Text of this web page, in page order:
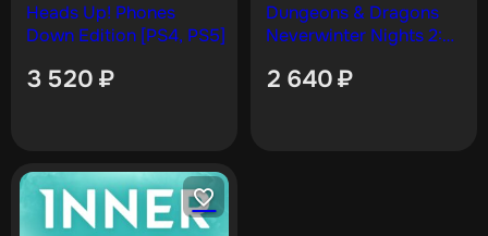
Heads Up! Phones
Down Edition [PS4, PS5]
3 520 ₽
Dungeons & Dragons
Neverwinter Nights 2:
2 640₽